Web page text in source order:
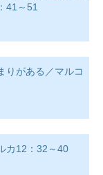
41～51
りがある／マルコ
カ12：32～40